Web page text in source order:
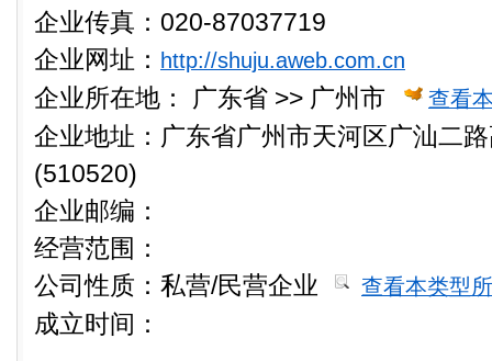
企业传真：020-87037719
企业网址： http://shuju.aweb.com.cn
企业所在地： 广东省 >> 广州市 查看
企业地址：广东省广州市天河区广汕二
(510520)
企业邮编：
经营范围：
公司性质： 私营/民营企业 查看本类型
成立时间：